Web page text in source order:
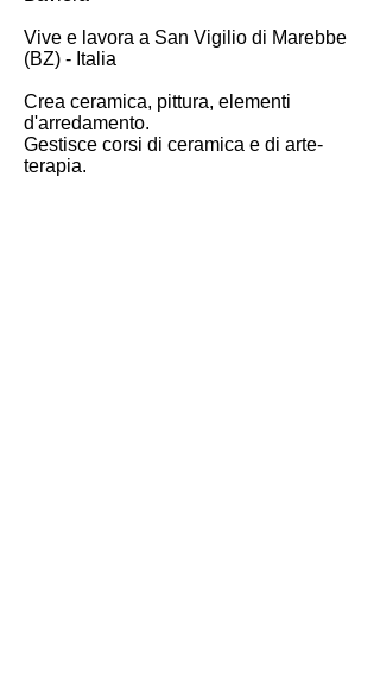
Vive e lavora a San Vigilio di Marebbe
(BZ) - Italia
Crea ceramica, pittura, elementi
d'arredamento.
Gestisce corsi di ceramica e di arte-
terapia.